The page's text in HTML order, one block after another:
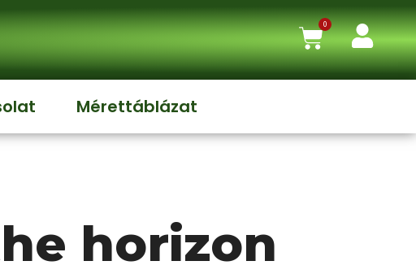
0
Mérettáblázat
horizon